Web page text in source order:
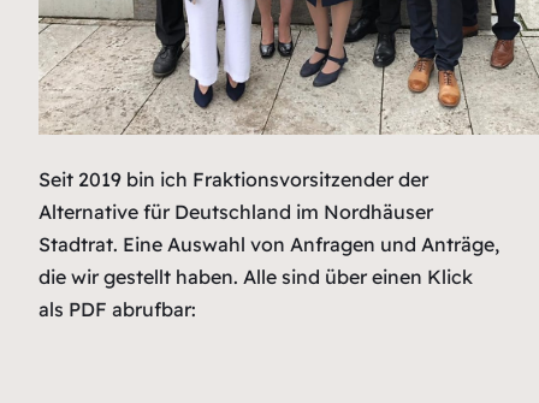
Seit 2019 bin ich Fraktionsvorsitzender der
Alternative für Deutschland im Nordhäuser
Stadtrat. Eine Auswahl von Anfragen und Anträge,
die wir gestellt haben. Alle sind über einen Klick
als PDF abrufbar: